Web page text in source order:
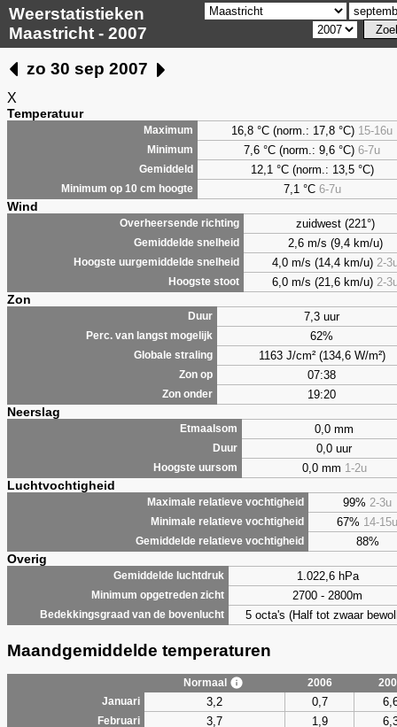
Weerstatistieken
Maastricht - 2007
zo 30 sep 2007
X
Temperatuur
Maximum 16,8 °C (norm.: 17,8 °C) 15-16u
Minimum 7,6 °C (norm.: 9,6 °C) 6-7u
Gemiddeld 12,1 °C (norm.: 13,5 °C)
Minimum op 10 cm hoogte 7,1 °C 6-7u
Wind
Overheersende richting zuidwest (221°)
Gemiddelde snelheid 2,6 m/s (9,4 km/u)
Hoogste uurgemiddelde snelheid 4,0 m/s (14,4 km/u) 2-
Hoogste stoot 6,0 m/s (21,6 km/u) 2-
Zon
Duur 7,3 uur
Perc. van langst mogelijk 62%
Globale straling 1163 J/cm² (134,6 W/m²)
Zon op 07:38
Zon onder 19:20
Neerslag
Etmaalsom 0,0 mm
Duur 0,0 uur
Hoogste uursom 0,0 mm 1-2u
Luchtvochtigheid
Maximale relatieve vochtigheid 99% 2-3u
Minimale relatieve vochtigheid 67% 14-15u
Gemiddelde relatieve vochtigheid 88%
Overig
Gemiddelde luchtdruk 1.022,6 hPa
Minimum opgetreden zicht 2700 - 2800m
Bedekkingsgraad van de bovenlucht 5 octa's (Half tot zwaar
Maandgemiddelde temperaturen
Normaal 2006
Januari
3,2 0,7
Februari 3,7 1,9